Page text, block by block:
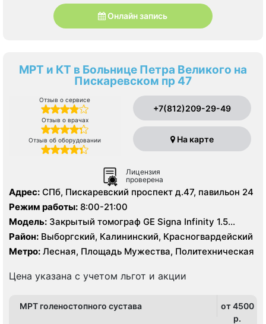
Онлайн запись
МРТ и КТ в Больнице Петра Великого на
Пискаревском пр 47
Отзыв о сервисе
Отзыв о врачах
Отзыв об оборудовании
+7(812)209-29-49
На карте
Лицензия
проверена
Адрес: СПб, Пискаревский проспект д.47, павильон 24
Режим работы: 8:00-21:00
Модель: Закрытый томограф GE Signa Infinity 1.5
Тесла, КТ Toshiba Aguilion 64 среза, УЗИ
Район: Выборгский, Калининский, Красногвардейский
Метро: Лесная, Площадь Мужества, Политехническая
Цена указана с учетом льгот и акции
МРТ голеностопного сустава
от 4500
p.